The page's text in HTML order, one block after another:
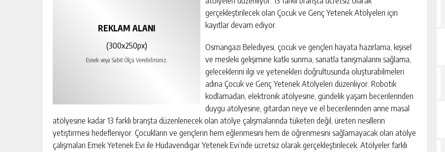
REKLAM ALANI
(300x250px)
Esnek veya Sabit Ölçü Verebilirsiniz.
gerçekleştirilecek olan Çocuk ve Genç Yetenek Atölyeleri için
kayıtlar devam ediyor.
Osmangazi Belediyesi, çocuk ve gençleri hayata hazırlama, kişisel
ve mesleki gelişimine katkı sunma, sanatla tanışmalarını sağlama,
geleceklerini ilgi ve yetenekleri doğrultusunda oluşturabilmeleri
adına Çocuk ve Genç Yetenek Atölyeleri düzenliyor. Robotik
kodlamadan, elektronik atölyesine, gündelik yaşam becerilerinden
duygu atölyesine, gitardan neye ve el becerilerinden anne masal
atölyesine kadar 13 farklı branşta düzenlenecek olan atölye çalışmalarında tüketen değil, üreten nesillerin
yetiştirmesi hedefleniyor. Çocukların ve gençlerin hem eğlenmesini hem de öğrenmesini sağlamayacak olan atölye
çalışmaları Emek Yetenek Evi ile Hüdavendigar Yetenek Evi’nde ücretsiz olarak gerçekleştirilecek. Atölyeler farklı